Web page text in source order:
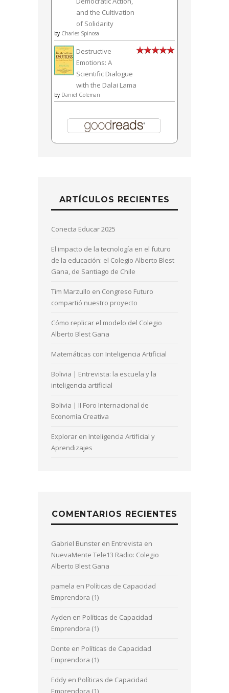
and the Cultivation
of Solidarity
by Charles Spinosa
Destructive
Emotions: A
Scientific Dialogue
with the Dalai Lama
by Daniel Goleman
ARTÍCULOS RECIENTES
Conecta Educar 2025
El impacto de la tecnología en el futuro
de la educación: el Colegio Alberto Blest
Gana, de Santiago de Chile
Tim Marzullo en Congreso Futuro
compartió nuestro proyecto
Cómo replicar el modelo del Colegio
Alberto Blest Gana
Matemáticas con Inteligencia Artificial
Bolivia | Entrevista: la escuela y la
inteligencia artificial
Bolivia | II Foro Internacional de
Economía Creativa
Explorar en Inteligencia Artificial y
Aprendizajes
COMENTARIOS RECIENTES
Gabriel Bunster en Entrevista en
NuevaMente Tele13 Radio: Colegio
Alberto Blest Gana
pamela en Políticas de Capacidad
Emprendora (1)
Ayden en Políticas de Capacidad
Emprendora (1)
Donte en Políticas de Capacidad
Emprendora (1)
Eddy en Políticas de Capacidad
Emprendora (1)